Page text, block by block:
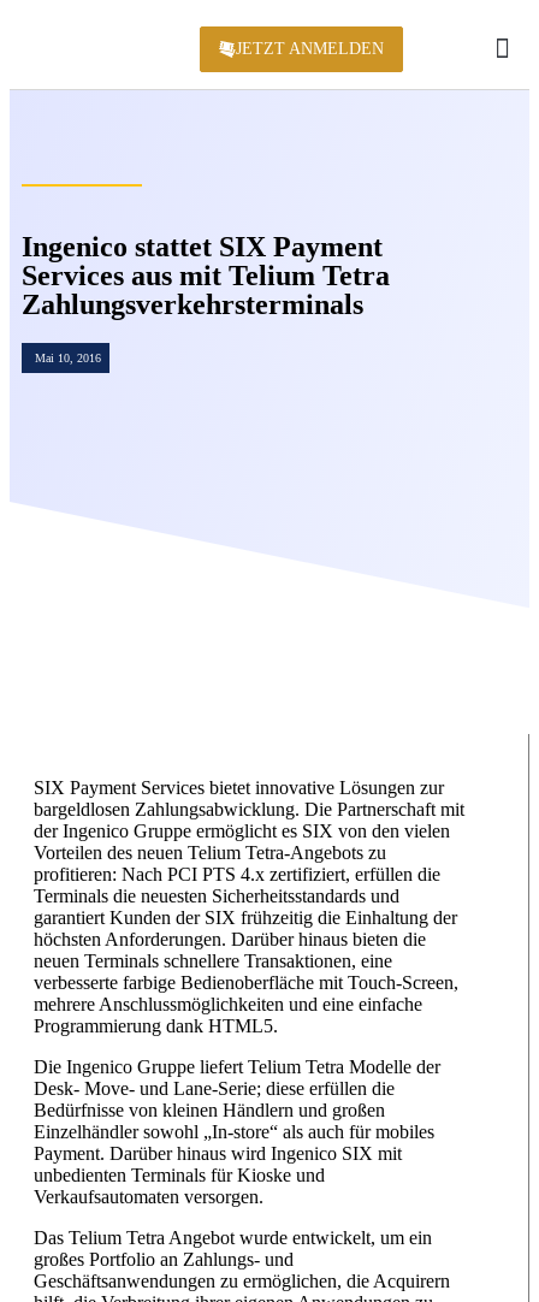
JETZT ANMELDEN
Ingenico stattet SIX Payment
Services aus mit Telium Tetra
Zahlungsverkehrsterminals
Mai 10, 2016
SIX Payment Services bietet innovative Lösungen zur
bargeldlosen Zahlungsabwicklung. Die Partnerschaft mit
der Ingenico Gruppe ermöglicht es SIX von den vielen
Vorteilen des neuen Telium Tetra-Angebots zu
profitieren: Nach PCI PTS 4.x zertifiziert, erfüllen die
Terminals die neuesten Sicherheitsstandards und
garantiert Kunden der SIX frühzeitig die Einhaltung der
höchsten Anforderungen. Darüber hinaus bieten die
neuen Terminals schnellere Transaktionen, eine
verbesserte farbige Bedienoberfläche mit Touch-Screen,
mehrere Anschlussmöglichkeiten und eine einfache
Programmierung dank HTML5.
Die Ingenico Gruppe liefert Telium Tetra Modelle der
Desk- Move- und Lane-Serie; diese erfüllen die
Bedürfnisse von kleinen Händlern und großen
Einzelhändler sowohl „In-store“ als auch für mobiles
Payment. Darüber hinaus wird Ingenico SIX mit
unbedienten Terminals für Kioske und
Verkaufsautomaten versorgen.
Das Telium Tetra Angebot wurde entwickelt, um ein
großes Portfolio an Zahlungs- und
Geschäftsanwendungen zu ermöglichen, die Acquirern